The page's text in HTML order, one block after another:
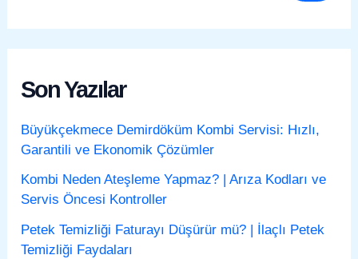
Son Yazılar
Büyükçekmece Demirdöküm Kombi Servisi: Hızlı,
Garantili ve Ekonomik Çözümler
Kombi Neden Ateşleme Yapmaz? | Arıza Kodları ve
Servis Öncesi Kontroller
Petek Temizliği Faturayı Düşürür mü? | İlaçlı Petek
Temizliği Faydaları